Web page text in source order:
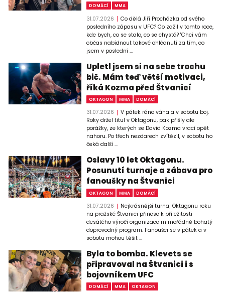
DOMÁCÍ MMA
31.07.2026
Co dělá Jiří Procházka od svého
posledního zápasu v UFC? Co zažil v tomto roce,
kde bych, co se stalo, co se chystá? "Chci vám
občas nabídnout takové ohlédnutí za tím, co
jsem v poslední ...
Upletl jsem si na sebe trochu
bič. Mám teď větší motivaci,
říká Kozma před Štvanicí
OKTAGON MMA DOMÁCÍ
31.07.2026
V pátek ráno váha a v sobotu boj.
Roky držel titul v Oktagonu, pak přišly ale
porážky, ze kterých se David Kozma vrací opět
nahoru. Po třech nezdarech zvítězil, v sobotu ho
čeká další ...
Oslavy 10 let Oktagonu.
Posunutí turnaje a zábava pro
fanoušky na Štvanici
OKTAGON MMA DOMÁCÍ
31.07.2026
Nejkrásnější turnaj Oktagonu roku
na pražské Štvanici přinese k příležitosti
desátého výročí organizace mimořádně bohatý
doprovodný program. Fanoušci se v pátek a v
sobotu mohou těšit ...
Byla to bomba. Klevets se
připravoval na Štvanici i s
bojovníkem UFC
DOMÁCÍ MMA OKTAGON